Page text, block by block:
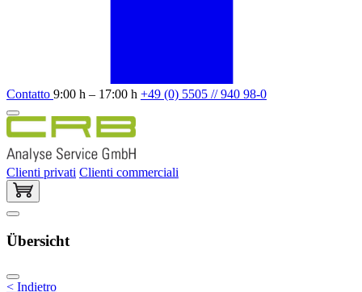
Contatto 9:00 h – 17:00 h +49 (0) 5505 // 940 98-0
Clienti privati Clienti commerciali
Übersicht
< Indietro